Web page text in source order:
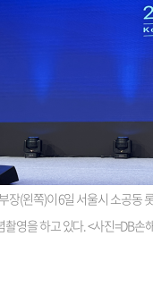
장(왼쪽)이 6일 서울시 소공동
영을 하고 있다. <사진=DB손